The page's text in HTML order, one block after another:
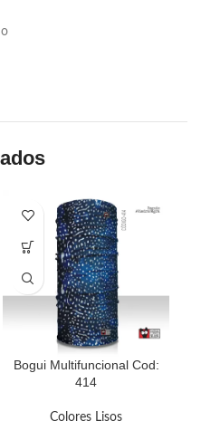
Bogui Multifuncional Cod:
414
Colores Lisos